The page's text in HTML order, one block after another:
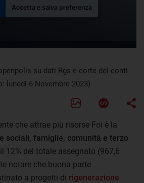
Accetta e salva preferenza
su dati Rgs e corte dei conti
lunedì 6 Novembre 2023)
che attrae più risorse Foi è la
sociali, famiglie, comunità e terzo
12% del totale assegnato (967,6
notare che buona parte
a progetti di rigenerazione